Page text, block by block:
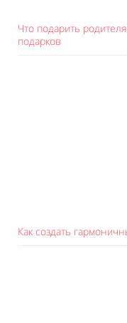
Что подарить
подарков
Как создать